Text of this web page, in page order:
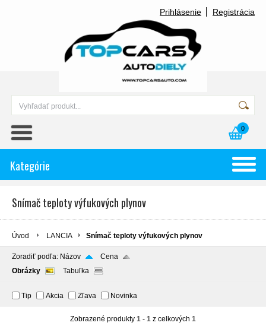
Prihlásenie Registrácia
0
Kategórie
Snímač teploty výfukových plynov
Úvod LANCIA Snímač teploty výfukových plynov
Zoradiť podľa: Názov
Cena
Obrázky
Tabuľka
Tip Akcia Zľava Novinka
Zobrazené produkty 1 - 1 z celkových 1